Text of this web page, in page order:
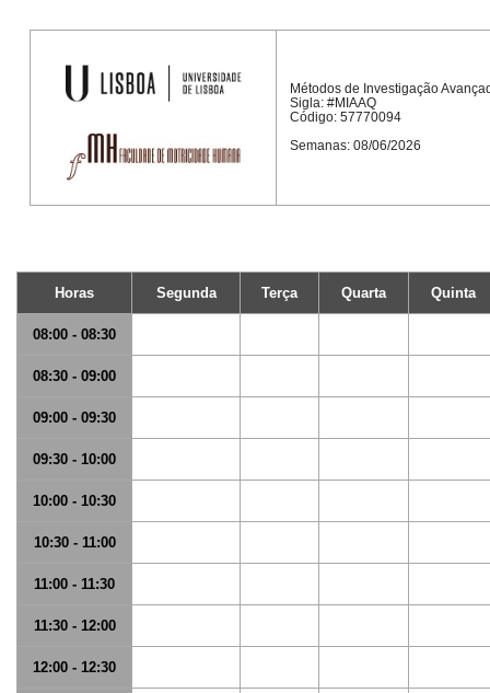
Métodos de Investigação
Sigla: #MIAAQ
Código: 57770094
Semanas: 08/06/2026
Horas Segunda Terça Quarta Quinta
08:00 - 08:30
08:30 - 09:00
09:00 - 09:30
09:30 - 10:00
10:00 - 10:30
10:30 - 11:00
11:00 - 11:30
11:30 - 12:00
12:00 - 12:30